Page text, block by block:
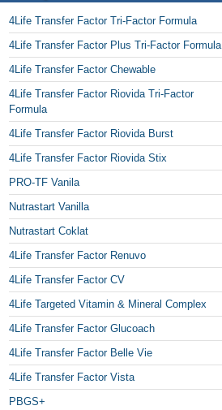
4Life Transfer Factor Tri-Factor Formula
4Life Transfer Factor Plus Tri-Factor Formula
4Life Transfer Factor Chewable
4Life Transfer Factor Riovida Tri-Factor
Formula
4Life Transfer Factor Riovida Burst
4Life Transfer Factor Riovida Stix
PRO-TF Vanila
Nutrastart Vanilla
Nutrastart Coklat
4Life Transfer Factor Renuvo
4Life Transfer Factor CV
4Life Targeted Vitamin & Mineral Complex
4Life Transfer Factor Glucoach
4Life Transfer Factor Belle Vie
4Life Transfer Factor Vista
PBGS+